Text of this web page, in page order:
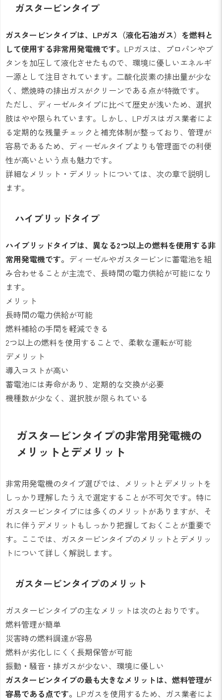
ガスタービンタイプ
ガスタービンタイプは、LPガス（液化石油ガス）を燃料と
して使用する非常用発電機です。 LPガスは、プロパンやブ
タンを加圧して液化させたもので、環境に優しいエネルギ
ー源として注目されています。二酸化炭素の排出量が少な
く、燃焼時の排出ガスがクリーンである点が特徴です。
ただし、ディーゼルタイプに比べて歴史が浅いため、選択
肢はやや限られています。しかし、LPガスはガス業者によ
る定期的な残量チェックと補充体制が整っており、管理が
容易であるため、ディーゼルタイプよりも管理面での利便
性が高いという点も魅力です。
詳細なメリット・デメリットについては、次の章で説明し
ます。
ハイブリッドタイプ
ハイブリッドタイプは、異なる2つ以上の燃料を使用する非
常用発電機です。 ディーゼルやガスタービンに蓄電池を組
み合わせることが主流で、長時間の電力供給が可能になり
ます。
メリット
長時間の電力供給が可能
燃料補給の手間を軽減できる
2つ以上の燃料を使用することで、柔軟な運転が可能
デメリット
導入コストが高い
蓄電池には寿命があり、定期的な交換が必要
機種数が少なく、選択肢が限られている
ガスタービンタイプの非常用発電機の
メリットとデメリット
非常用発電機のタイプ選びでは、メリットとデメリットを
しっかり理解したうえで選定することが不可欠です。特に
ガスタービンタイプには多くのメリットがありますが、そ
れに伴うデメリットもしっかり把握しておくことが重要で
す。ここでは、ガスタービンタイプのメリットとデメリッ
トについて詳しく解説します。
ガスタービンタイプのメリット
ガスタービンタイプの主なメリットは次のとおりです。
燃料管理が簡単
災害時の燃料調達が容易
燃料が劣化しにくく長期保管が可能
振動・騒音・排ガスが少ない、環境に優しい
ガスタービンタイプの最も大きなメリットは、燃料管理が
容易である点です。 LPガスを使用するため、ガス業者によ